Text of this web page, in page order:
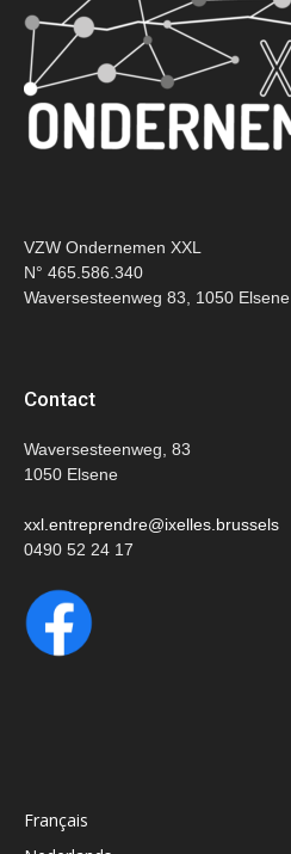
VZW Ondernemen XXL
N° 465.586.340
Waversesteenweg 83, 1050 Elsene
Contact
Waversesteenweg, 83
1050 Elsene
xxl.entreprendre@ixelles.brussels
0490 52 24 17
Français